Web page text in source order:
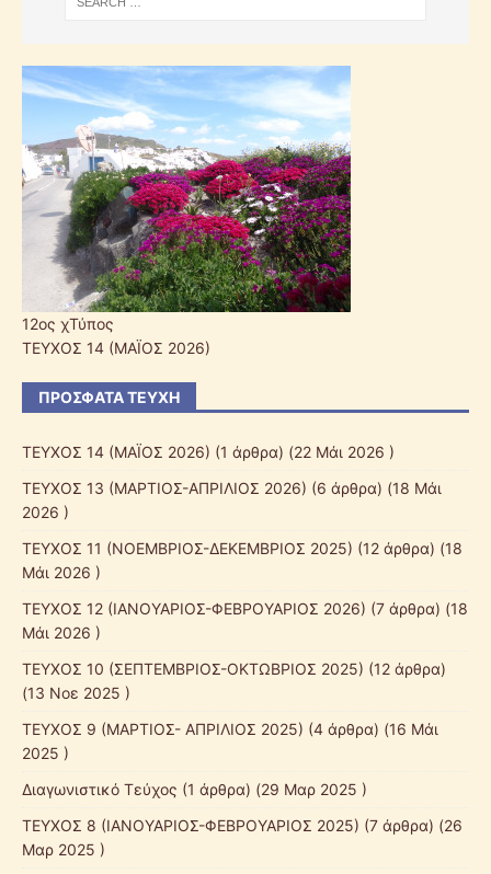
12ος χΤύπος
ΤΕΥΧΟΣ 14 (ΜΑΪΟΣ 2026)
ΠΡΌΣΦΑΤΑ ΤΕΎΧΗ
ΤΕΥΧΟΣ 14 (ΜΑΪΟΣ 2026) (1 άρθρα) (22 Μάι 2026 )
ΤΕΥΧΟΣ 13 (ΜΑΡΤΙΟΣ-ΑΠΡΙΛΙΟΣ 2026) (6 άρθρα) (18 Μάι
2026 )
ΤΕΥΧΟΣ 11 (ΝΟΕΜΒΡΙΟΣ-ΔΕΚΕΜΒΡΙΟΣ 2025) (12 άρθρα) (18
Μάι 2026 )
ΤΕΥΧΟΣ 12 (ΙΑΝΟΥΑΡΙΟΣ-ΦΕΒΡΟΥΑΡΙΟΣ 2026) (7 άρθρα) (18
Μάι 2026 )
ΤΕΥΧΟΣ 10 (ΣΕΠΤΕΜΒΡΙΟΣ-ΟΚΤΩΒΡΙΟΣ 2025) (12 άρθρα)
(13 Νοε 2025 )
ΤΕΥΧΟΣ 9 (ΜΑΡΤΙΟΣ- ΑΠΡΙΛΙΟΣ 2025) (4 άρθρα) (16 Μάι
2025 )
Διαγωνιστικό Τεύχος (1 άρθρα) (29 Μαρ 2025 )
ΤΕΥΧΟΣ 8 (ΙΑΝΟΥΑΡΙΟΣ-ΦΕΒΡΟΥΑΡΙΟΣ 2025) (7 άρθρα) (26
Μαρ 2025 )